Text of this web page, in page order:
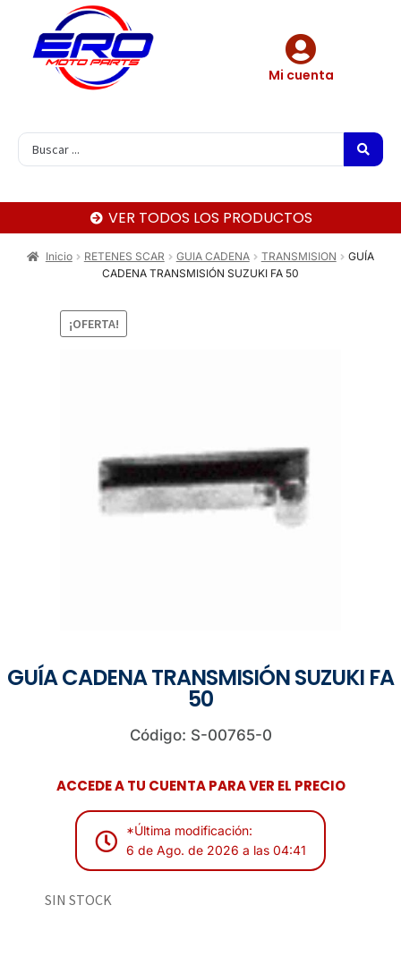
Mi cuenta
VER TODOS LOS PRODUCTOS
Inicio RETENES SCAR GUIA CADENA TRANSMISION
GUÍA
CADENA TRANSMISIÓN SUZUKI FA 50
¡OFERTA!
GUÍA CADENA TRANSMISIÓN SUZUKI FA
50
Código: S-00765-0
ACCEDE A TU CUENTA PARA VER EL PRECIO
*Última modificación:
6 de Ago. de 2026 a las 04:41
SIN STOCK